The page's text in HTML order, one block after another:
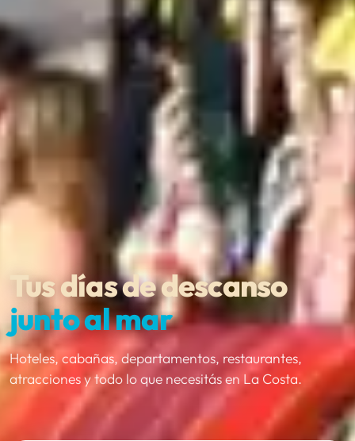
Tus días de descanso
junto al mar
Hoteles, cabañas, departamentos, restaurantes,
atracciones y todo lo que necesitás en La Costa.